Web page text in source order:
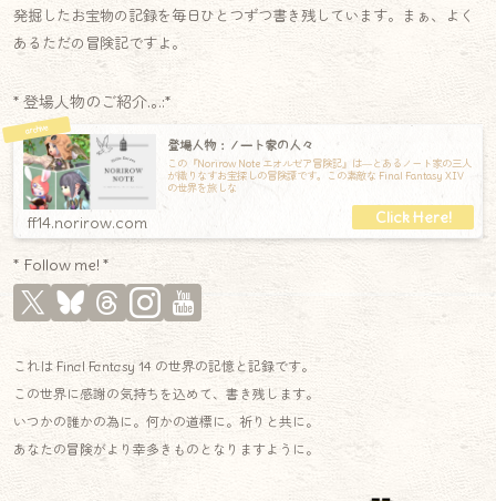
発掘したお宝物の記録を毎日ひとつずつ書き残しています。まぁ、よく
あるただの冒険記ですよ。
* 登場人物のご紹介.｡.:*
登場人物：ノート家の人々
この『Norirow Note エオルゼア冒険記』は―とあるノート家の三人
が織りなすお宝探しの冒険譚です。この素敵な Final Fantasy XIV
の世界を旅しな
ff14.norirow.com
* Follow me! *
これは Final Fantasy 14 の世界の記憶と記録です。
この世界に感謝の気持ちを込めて、書き残します。
いつかの誰かの為に。何かの道標に。祈りと共に。
あなたの冒険がより幸多きものとなりますように。